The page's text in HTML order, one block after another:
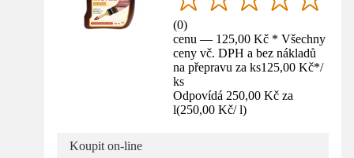
(0)
cenu — 125,00 Kč * Všechny
ceny vč. DPH a bez nákladů
na přepravu za ks125,00 Kč*/
ks
Odpovídá 250,00 Kč za
l(250,00 Kč/ l)
Koupit on-line